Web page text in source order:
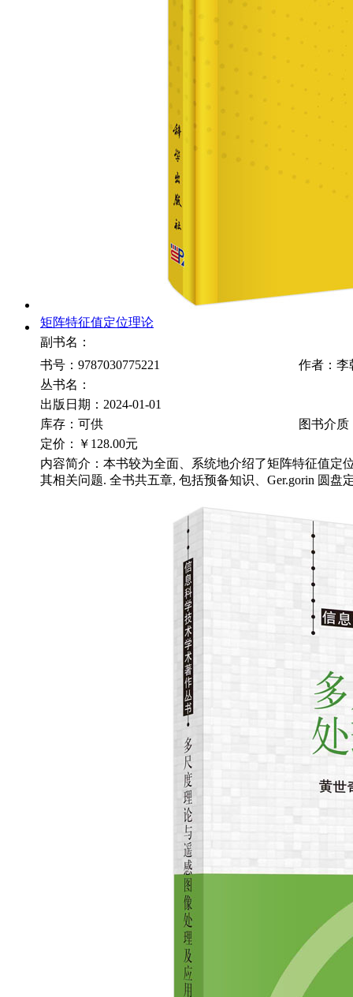
矩阵特征值定位理论
副书名：
书号：9787030775221
作者：李
丛书名：
出版日期：2024-01-01
库存：可供
图书介质
定价：
￥128.00元
内容简介：本书较为全面、系统地介绍了矩阵特征值定
其相关问题. 全书共五章, 包括预备知识、Ger.gorin 圆盘